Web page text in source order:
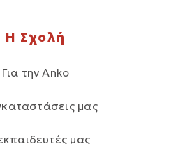
Η Σχολή
Για την Anko
μας
μας